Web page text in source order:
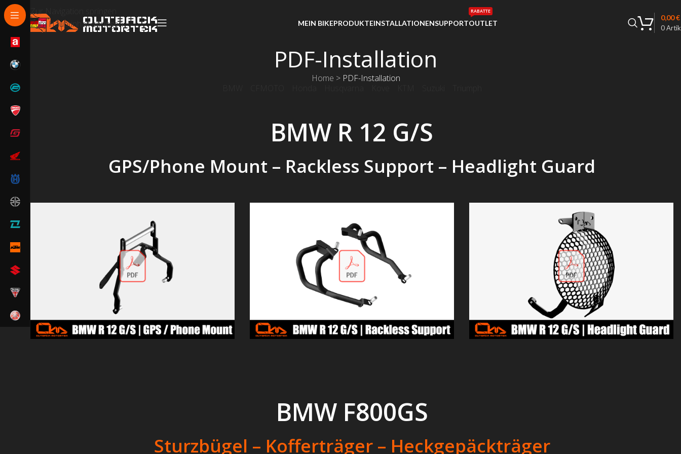
Zur Navigation springen
Zum Hauptinhalt springen
MEIN BIKEPRODUKTEINSTALLATIONENSUPPORTOUTLET
RABATTE
0
0,00€
PDF-Installation
Home > PDF-Installation
BMW R 12 G/S
GPS/Phone Mount – Rackless Support – Headlight Guard
BMW F800GS
Sturzbügel – Kofferträger – Heckgepäckträger